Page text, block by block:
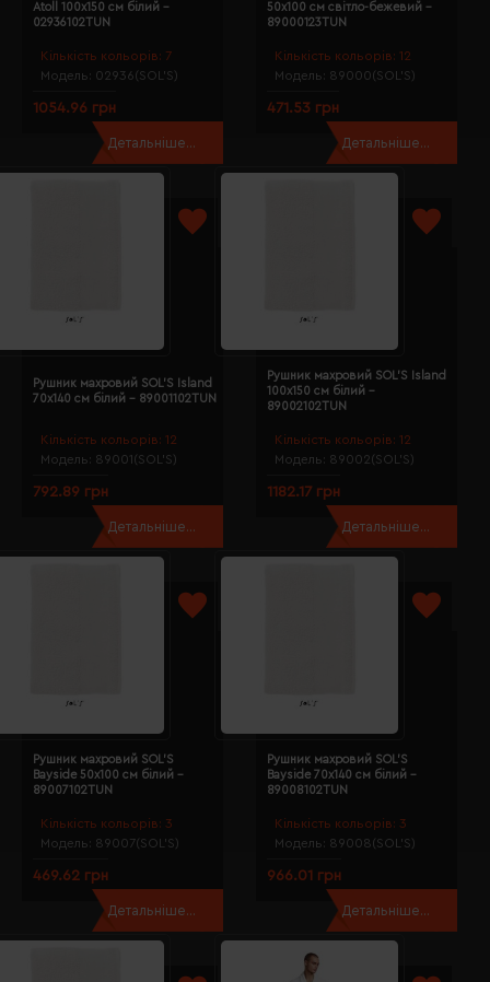
Кількість кольорів: 7
Модель: 02936(SOL’S)
Atoll 100х150 см білий -
02936102TUN
1054.96 грн
Детальніше...
Кількість кольорів: 12
Модель: 89000(SOL’S)
50х100 см світло-бежевий -
89000123TUN
471.53 грн
Детальніше...
Кількість кольорів: 12
Модель: 89001(SOL’S)
Рушник махровий SOL'S Island
70х140 см білий - 89001102TUN
792.89 грн
Детальніше...
Кількість кольорів: 12
Модель: 89002(SOL’S)
Рушник махровий SOL'S Island
100х150 см білий -
89002102TUN
1182.17 грн
Детальніше...
Кількість кольорів: 3
Модель: 89007(SOL’S)
Рушник махровий SOL'S
Bayside 50х100 см білий -
89007102TUN
469.62 грн
Детальніше...
Кількість кольорів: 3
Модель: 89008(SOL’S)
Рушник махровий SOL'S
Bayside 70х140 см білий -
89008102TUN
966.01 грн
Детальніше...